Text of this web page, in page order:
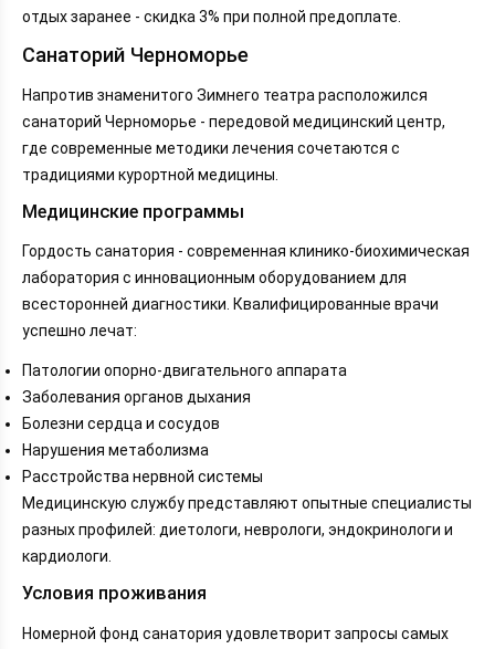
отдых заранее - скидка 3% при полной предоплате.
Санаторий Черноморье
Напротив знаменитого Зимнего театра расположился
санаторий Черноморье - передовой медицинский центр,
где современные методики лечения сочетаются с
традициями курортной медицины.
Медицинские программы
Гордость санатория - современная клинико-биохимическая
лаборатория с инновационным оборудованием для
всесторонней диагностики. Квалифицированные врачи
успешно лечат:
Патологии опорно-двигательного аппарата
Заболевания органов дыхания
Болезни сердца и сосудов
Нарушения метаболизма
Расстройства нервной системы
Медицинскую службу представляют опытные специалисты
разных профилей: диетологи, неврологи, эндокринологи и
кардиологи.
Условия проживания
Номерной фонд санатория удовлетворит запросы самых